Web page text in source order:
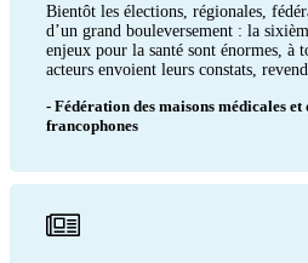
Bientôt les élections, régionales,
d’un grand bouleversement : la
enjeux pour la santé sont énormes, à
acteurs envoient leurs constats,
- Fédération des maisons médicales et
francophones